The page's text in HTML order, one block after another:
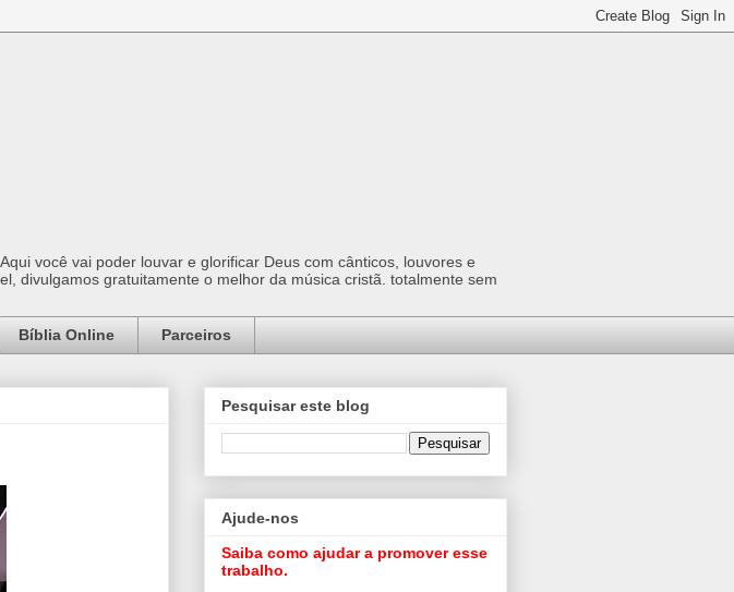
você vai poder louvar e glorificar Deus com cânticos, louvores e
divulgamos gratuitamente o melhor da música cristã. totalmente sem
Bíblia Online Parceiros
Pesquisar este blog
Ajude-nos
Saiba como ajudar a promover esse
trabalho.